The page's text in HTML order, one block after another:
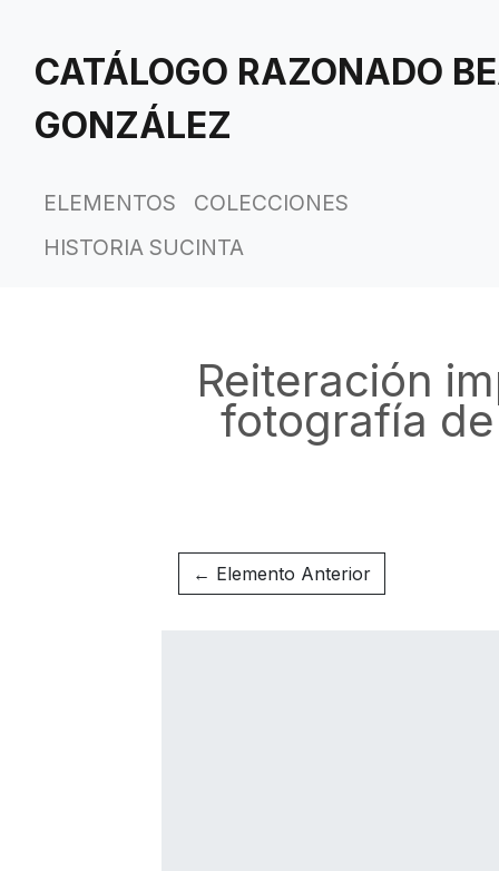
contenido
CATÁLOGO RAZONADO
GONZÁLEZ
ELEMENTOS
COLECCIONES
HISTORIA SUCINTA
Reiteración
fotografía
← Elemento Anterior